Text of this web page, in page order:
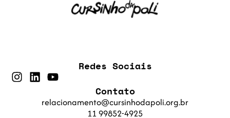
Contato
relacionamento@cursinhodapoli.org.br
11 99852-4925
Redes Sociais